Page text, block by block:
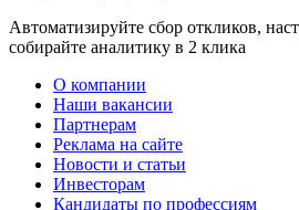
Автоматизируйте сбор откликов,
собирайте аналитику в 2 клика
О компании
Наши вакансии
Партнерам
Реклама на сайте
Новости и статьи
Инвесторам
Кандидаты по профессиям